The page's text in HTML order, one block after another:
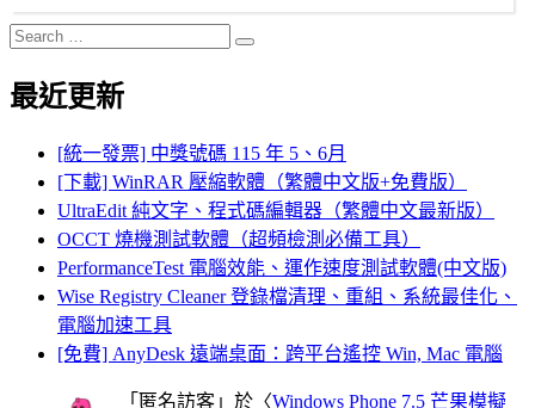
Search
for:
Search
最近更新
[統一發票] 中獎號碼 115 年 5、6月
[下載] WinRAR 壓縮軟體（繁體中文版+免費版）
UltraEdit 純文字、程式碼編輯器（繁體中文最新版）
OCCT 燒機測試軟體（超頻檢測必備工具）
PerformanceTest 電腦效能、運作速度測試軟體(中文版)
Wise Registry Cleaner 登錄檔清理、重組、系統最佳化、
電腦加速工具
[免費] AnyDesk 遠端桌面：跨平台遙控 Win, Mac 電腦
「 匿名訪客 」於〈Windows Phone 7.5 芒果模擬